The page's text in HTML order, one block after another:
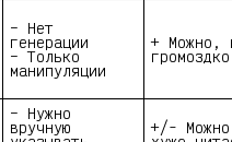
– Нет
генерации
– Только
манипуляции
+ Можно,
громоздко
– Нужно
вручную +/-